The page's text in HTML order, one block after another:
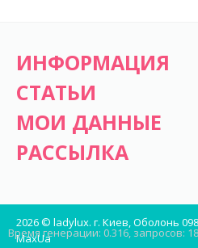
ИНФОРМАЦИЯ
СТАТЬИ
МОИ ДАННЫЕ
РАССЫЛКА
2026 © ladylux. г. Киев, Оболонь
MaxUa
Время генерации: 0.316, запросов: